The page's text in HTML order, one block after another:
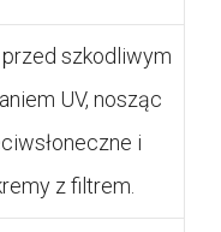
przed szkodliwym
UV, nosząc
i
z filtrem.